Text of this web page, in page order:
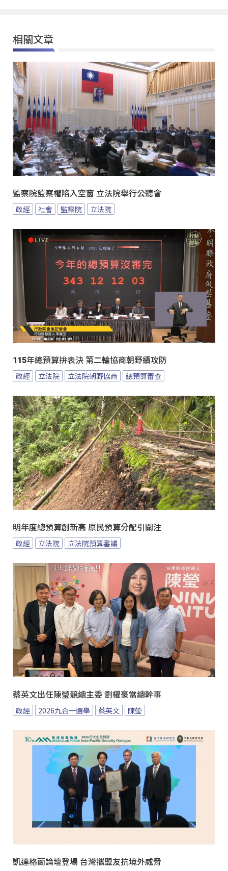
相關文章
監察院監察權陷入空窗 立法院舉行公聽會
政經 社會 監察院 立法院
115年總預算拚表決 第二輪協商朝野續攻防
政經 立法院 立法院朝野協商 總預算審查
明年度總預算創新高 原民預算分配引關注
政經 立法院 立法院預算審議
蔡英文出任陳瑩競總主委 劉櫂豪當總幹事
政經 2026九合一選舉 蔡英文 陳瑩
凱達格蘭論壇登場 台灣攜盟友抗境外威脅